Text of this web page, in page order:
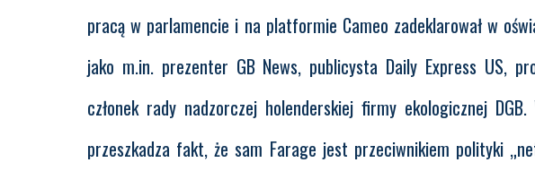
pracą w parlamencie i na platformie Cameo zadeklarował w
jako m.in. prezenter GB News, publicysta Daily Express US,
członek rady nadzorczej holenderskiej firmy ekologicznej
przeszkadza fakt, że sam Farage jest przeciwnikiem polityki